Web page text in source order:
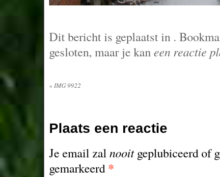
Dit bericht is geplaatst in .
gesloten, maar je kaneen reactie
« IMG 9922
Plaats een reactie
Je email zalnooitgeplubiceerd of
gemarkeerd *